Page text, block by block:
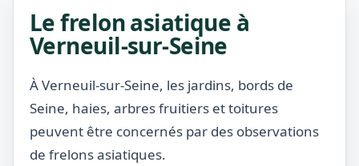
Le frelon asiatique à
Verneuil-sur-Seine
À Verneuil-sur-Seine, les jardins, bords de
Seine, haies, arbres fruitiers et toitures
peuvent être concernés par des observations
de frelons asiatiques.